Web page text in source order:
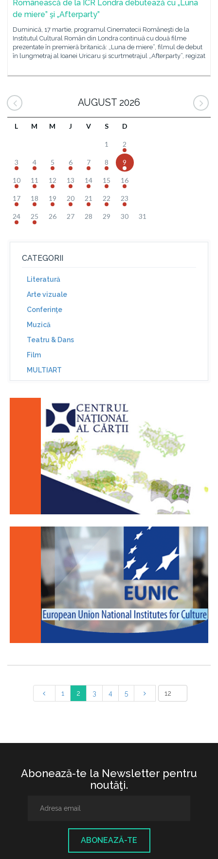
Românească de la ICR Londra debutează cu „Luna
de miere” şi „Afterparty”
Duminică, 17 martie, programul Cinematecii Româneşti de la
Institutul Cultural Român din Londra continuă cu două filme
prezentate în premieră britanică: „Luna de miere”, filmul de debut
în lungmetraj al Ioanei Uricaru şi scurtmetrajul „Afterparty”, regizat
AUGUST 2026
L M M J V S D
1 2
3 4 5 6 7 8 9
10 11 12 13 14 15 16
17 18 19 20 21 22 23
24 25 26 27 28 29 30 31
CATEGORII
Literatură
Arte vizuale
Conferinţe
Muzică
Teatru & Dans
Film
MULTIART
1 2 3 4 5
Abonează-te la Newsletter pentru
noutăţi.
ABONEAZĂ-TE